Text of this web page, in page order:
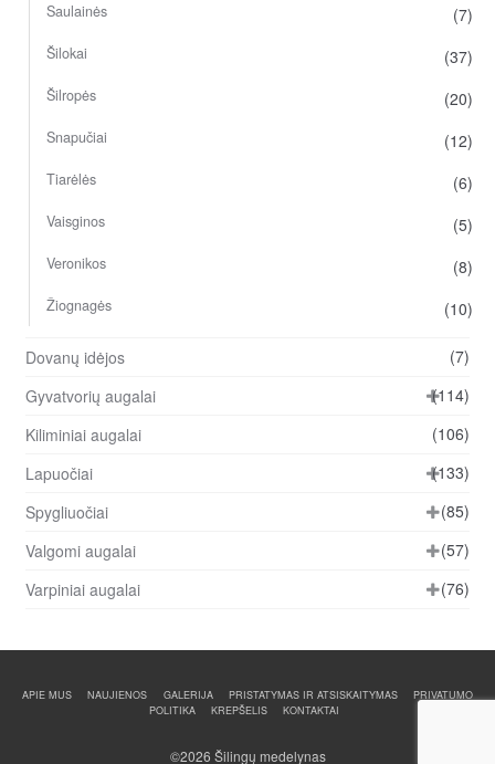
Saulainės (7)
Šilokai (37)
Šilropės (20)
Snapučiai (12)
Tiarėlės (6)
Vaisginos (5)
Veronikos (8)
Žiognagės (10)
Dovanų idėjos
(7)
Gyvatvorių augalai
(114)
Kiliminiai augalai
(106)
Lapuočiai
(133)
Spygliuočiai
(85)
Valgomi augalai
(57)
Varpiniai augalai
(76)
APIE MUS NAUJIENOS GALERIJA PRISTATYMAS IR ATSISKAITYMAS
PRIVATUMO
POLITIKA
KREPŠELIS KONTAKTAI
©2026 Šilingų medelynas